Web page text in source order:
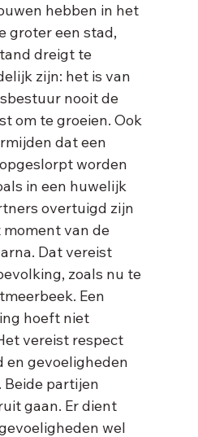
hebben in het
groter een stad,
dreigt te
zijn: het is van
nooit de
om te groeien. Ook
dat een
worden
in een huwelijk
overtuigd zijn
van de
Dat vereist
zoals nu te
Een
hoeft niet
vereist respect
en gevoeligheden
partijen
gaan. Er dient
wel